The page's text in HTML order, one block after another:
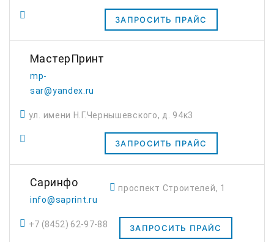
ЗАПРОСИТЬ ПРАЙС
МастерПринт
mp-
sar@yandex.ru
ул. имени Н.Г.Чернышевского, д. 94к3
ЗАПРОСИТЬ ПРАЙС
Саринфо
info@saprint.ru
проспект Строителей, 1
+7 (8452) 62-97-88 ЗАПРОСИТЬ ПРАЙС